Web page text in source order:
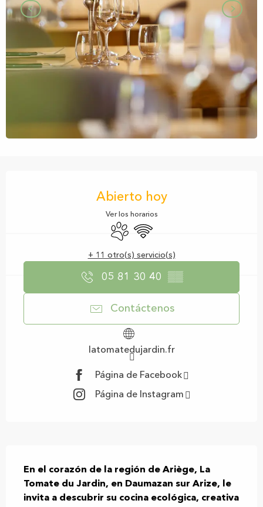
Abierto hoy
Ver los horarios
Se aceptan animales
Wifi
+ 11 otro(s) servicio(s)
05 81 30 40 ▒▒
Contáctenos
latomatedujardin.fr
Página de Facebook
Página de Instagram
En el corazón de la región de Ariège, La
Tomate du Jardin, en Daumazan sur Arize, le
invita a descubrir su cocina ecológica, creativa